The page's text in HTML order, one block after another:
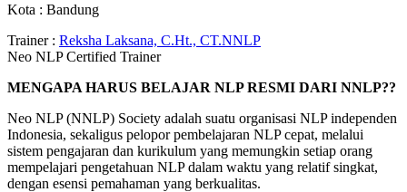
Kota : Bandung
Trainer : Reksha Laksana, C.Ht., CT.NNLP
Neo NLP Certified Trainer
MENGAPA HARUS BELAJAR NLP RESMI DARI NNLP??
Neo NLP (NNLP) Society adalah suatu organisasi NLP independen
Indonesia, sekaligus pelopor pembelajaran NLP cepat, melalui
sistem pengajaran dan kurikulum yang memungkin setiap orang
mempelajari pengetahuan NLP dalam waktu yang relatif singkat,
dengan esensi pemahaman yang berkualitas.